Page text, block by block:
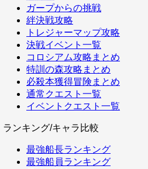
ガープからの挑戦
絆決戦攻略
トレジャーマップ攻略
決戦イベント一覧
コロシアム攻略まとめ
特訓の森攻略まとめ
必殺本獲得冒険まとめ
通常クエスト一覧
イベントクエスト一覧
ランキング/キャラ比較
最強船長ランキング
最強船員ランキング